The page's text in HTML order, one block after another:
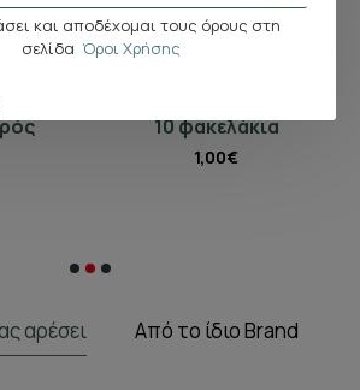
και αποδέχομαι τους όρους στη
σελίδα Όροι Χρήσης
10 φακελάκια
1,00€
Αγορά
αρέσει Από το ίδιο Brand